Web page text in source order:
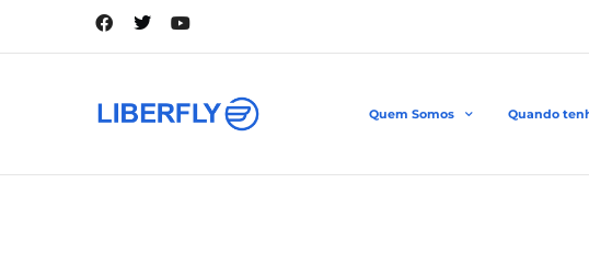
Quem Somos Quando